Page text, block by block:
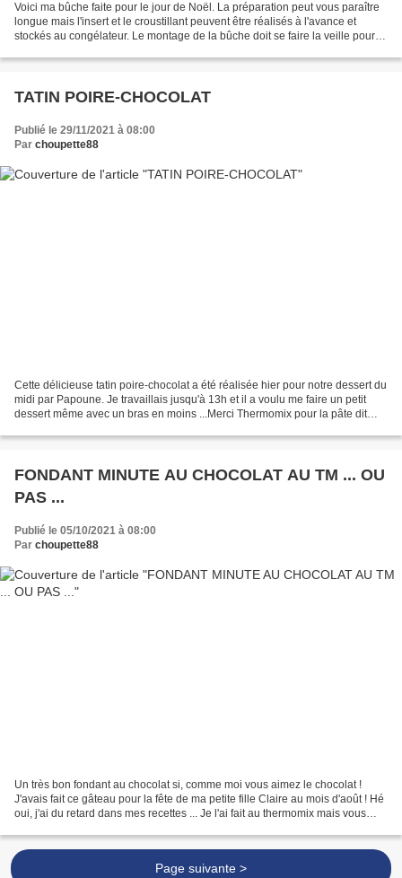
Voici ma bûche faite pour le jour de Noël. La préparation peut vous paraître
longue mais l'insert et le croustillant peuvent être réalisés à l'avance et
stockés au congélateur. Le montage de la bûche doit se faire la veille pour
TATIN POIRE-CHOCOLAT
Publié le 29/11/2021 à 08:00
Par choupette88
Cette délicieuse tatin poire-chocolat a été réalisée hier pour notre dessert du
midi par Papoune. Je travaillais jusqu'à 13h et il a voulu me faire un petit
dessert même avec un bras en moins ...Merci Thermomix pour la pâte dit
FONDANT MINUTE AU CHOCOLAT AU TM ... OU
PAS ...
Publié le 05/10/2021 à 08:00
Par choupette88
Un très bon fondant au chocolat si, comme moi vous aimez le chocolat !
J'avais fait ce gâteau pour la fête de ma petite fille Claire au mois d'août ! Hé
oui, j'ai du retard dans mes recettes ... Je l'ai fait au thermomix mais vous
Page suivante >